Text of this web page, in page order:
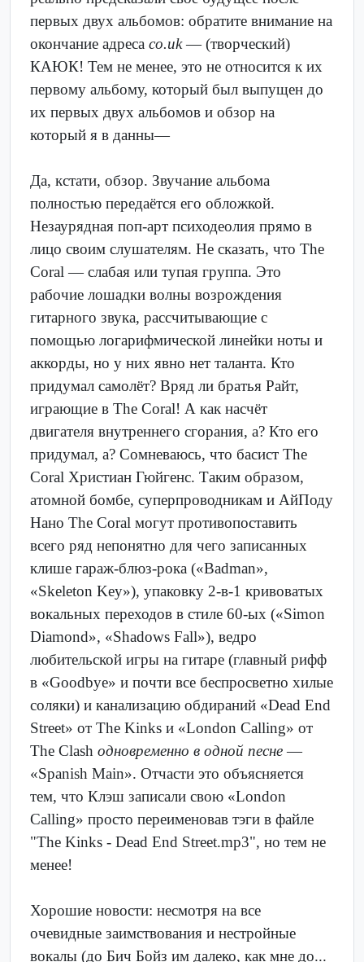
первых двух альбомов: обратите внимание на
окончание адреса co.uk— (творческий)
КАЮК! Тем не менее, это не относится к их
первому альбому, который был выпущен до
их первых двух альбомов и обзор на
который я в данны—
Да, кстати, обзор. Звучание альбома
полностью передаётся его обложкой.
Незаурядная поп-арт психодеолия прямо в
лицо своим слушателям. Не сказать, что The
Coral — слабая или тупая группа. Это
рабочие лошадки волны возрождения
гитарного звука, рассчитывающие с
помощью логарифмической линейки ноты и
аккорды, но у них явно нет таланта. Кто
придумал самолёт? Вряд ли братья Райт,
играющие в The Coral! А как насчёт
двигателя внутреннего сгорания, а? Кто его
придумал, а? Сомневаюсь, что басист The
Coral Христиан Гюйгенс. Таким образом,
атомной бомбе, суперпроводникам и АйПоду
Нано The Coral могут противопоставить
всего ряд непонятно для чего записанных
клише гараж-блюз-рока («Badman»,
«Skeleton Key»), упаковку 2-в-1 кривоватых
вокальных переходов в стиле 60-ых («Simon
Diamond», «Shadows Fall»), ведро
любительской игры на гитаре (главный рифф
в «Goodbye» и почти все беспросветно хилые
соляки) и канализацию обдираний «Dead End
Street» от The Kinks и «London Calling» от
The Clash одновременно в одной песне—
«Spanish Main». Отчасти это объясняется
тем, что Клэш записали свою «London
Calling» просто переименовав тэги в файле
"The Kinks - Dead End Street.mp3", но тем не
менее!
Хорошие новости: несмотря на все
очевидные заимствования и нестройные
вокалы (до Бич Бойз им далеко, как мне до...